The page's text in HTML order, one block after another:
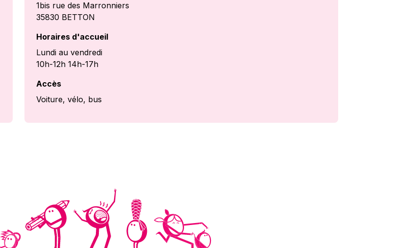
1bis rue des Marronniers
35830 BETTON
Horaires d'accueil
Lundi au vendredi
10h-12h 14h-17h
Accès
Voiture, vélo, bus